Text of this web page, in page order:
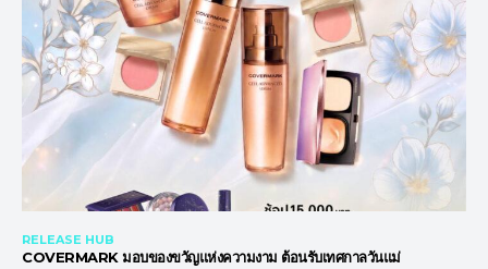
RELEASE HUB
COVERMARK มอบของขวัญแห่งความงาม ต้อนรับเทศกาลวันแม่